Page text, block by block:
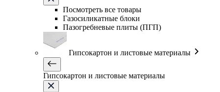
Посмотреть все товары
Газосиликатные блоки
Пазогребневые плиты (ПГП)
Гипсокартон и листовые материалы
Гипсокартон и листовые материалы